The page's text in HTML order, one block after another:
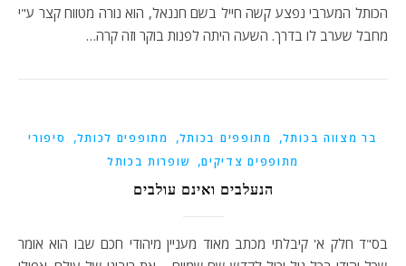
הכותל המערבי נפצע קשה חייל בשם חננאל, הוא נורה מטווח קצר ע"י
מחבל שערב לו בדרך. השעה היתה לפנות בוקר וזה קרה…
בר מצווה בכותל, מתופפים בכותל, מתופפים לכותל,
סיפורי
מתופפים צדיקים, שופרות בכותל
הנעלבים ואינם עולבים
בס"ד חלק א' קיבלתי מכתב מאוד מעניין מיהודי חכם שבו הוא אומר